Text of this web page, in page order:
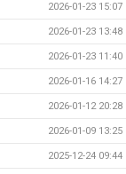
2026-01-23 15:07
2026-01-23 13:48
2026-01-23 11:40
2026-01-16 14:27
2026-01-12 20:28
2026-01-09 13:25
2025-12-24 09:44